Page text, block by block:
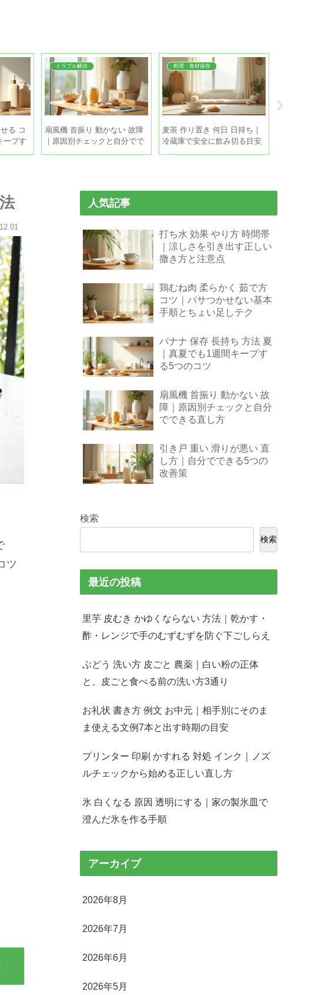
る コ
ープす
トラブル解決
扇風機 首振り 動かない 故障
｜原因別チェックと自分でで
きる直し方
料理・食材保存
麦茶 作り置き 何日 日持ち｜
冷蔵庫で安全に飲み切る目安
と保存のコツ
ツ
人気記事
打ち水 効果 やり方 時間帯
｜涼しさを引き出す正しい
撒き方と注意点
鶏むね肉 柔らかく 茹で方
コツ｜パサつかせない基本
手順とちょい足しテク
バナナ 保存 長持ち 方法 夏
｜真夏でも1週間キープす
る5つのコツ
扇風機 首振り 動かない 故
障｜原因別チェックと自分
でできる直し方
引き戸 重い 滑りが悪い 直
し方｜自分でできる5つの
改善策
検索
検索
最近の投稿
里芋 皮むき かゆくならない 方法｜乾かす・
酢・レンジで手のむずむずを防ぐ下ごしらえ
ぶどう 洗い方 皮ごと 農薬｜白い粉の正体
と、皮ごと食べる前の洗い方3通り
お礼状 書き方 例文 お中元｜相手別にそのま
ま使える文例7本と出す時期の目安
プリンター 印刷 かすれる 対処 インク｜ノズ
ルチェックから始める正しい直し方
氷 白くなる 原因 透明にする｜家の製氷皿で
澄んだ氷を作る手順
アーカイブ
2026年8月
2026年7月
2026年6月
2026年5月